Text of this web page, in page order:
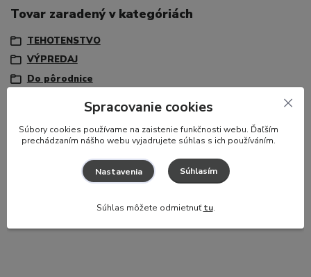
Tovar zaradený v kategóriách
TEHOTENSTVO
VÝPREDAJ
Do pôrodnice
Potrebujete poradiť?
Zákaznícka podpora
+421 917 174 048
info@hajaj.sk
Spracovanie cookies
Súbory cookies používame na zaistenie funkčnosti webu. Ďaľším
prechádzaním nášho webu vyjadrujete súhlas s ich používáním.
Nastavenia Súhlasím
Súhlas môžete odmietnuťtu.